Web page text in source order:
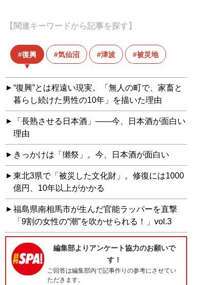
【関連キーワードから記事を探す】
復興 気仙沼 津波 被災地
“復興”とは程遠い現実。「無人の町で、家畜と
暮らし続けた男性の10年」を描いた理由
「長熟させる日本酒」――今、日本酒が面白い
理由
きっかけは「獺祭」。今、日本酒が面白い
東北3県で「被災した文化財」。修復には1000
億円、10年以上がかかる
福島県南相馬市が生んだ官能ラッパーを直撃
「9割の女性の“潮”を吹かせられる！」vol.3